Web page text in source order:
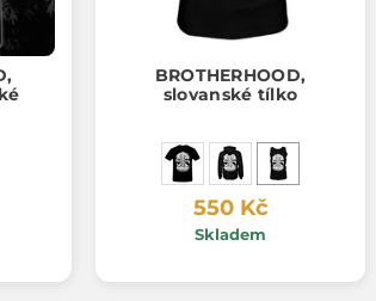
BROTHERHOOD,
slovanské tílko
550 Kč
Skladem